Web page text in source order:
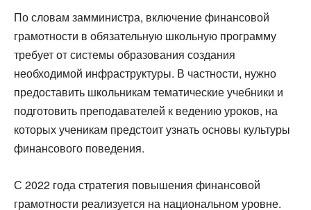
По словам замминистра, включение финансовой
грамотности в обязательную школьную программу
требует от системы образования создания
необходимой инфраструктуры. В частности, нужно
предоставить школьникам тематические учебники и
подготовить преподавателей к ведению уроков, на
которых ученикам предстоит узнать основы культуры
финансового поведения.
С 2022 года стратегия повышения финансовой
грамотности реализуется на национальном уровне.